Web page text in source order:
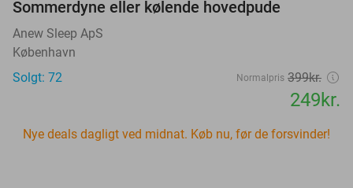
Sommerdyne eller kølende hovedpude
Anew Sleep ApS
København
Solgt: 72
Normalpris 399kr.
249kr.
Nye deals dagligt ved midnat. Køb nu, før de forsvinder!